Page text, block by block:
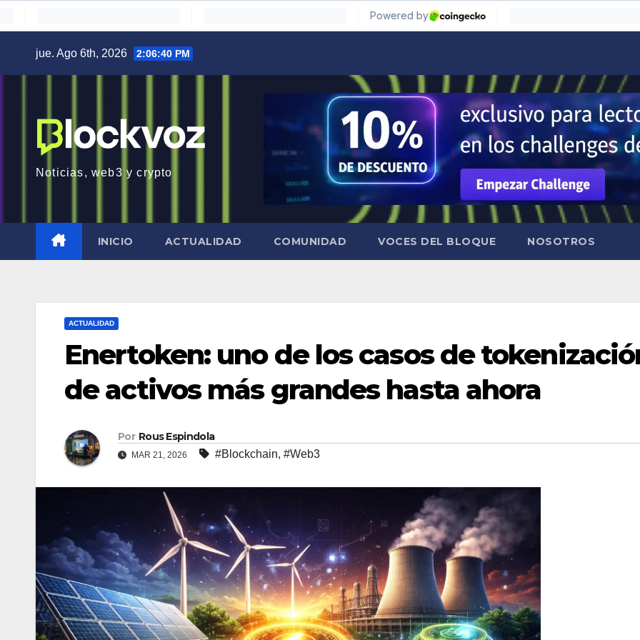
jue. Ago 6th, 2026 2:06:41 PM
Noticias, web3 y crypto
INICIO ACTUALIDAD COMUNIDAD VOCES DEL BLOQUE NOSOTROS
ACTUALIDAD
Enertoken: uno de los casos de
de activos más grandes hasta ahora
Por Rous Espindola
MAR 21, 2026 #Blockchain, #Web3